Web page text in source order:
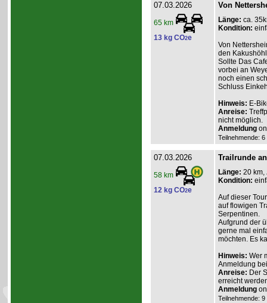
07.03.2026
65 km
13 kg CO2e
Von
Länge: ca.
Kondition:
Von
den
Sollte Das
vorbei an
noch einen
Schluss
Hinweis: E-
Anreise:
nicht möglich.
Anmeldung
Teilnehmende:
07.03.2026
58 km
12 kg CO2e
Trailrunde
Länge: 20 km,
Kondition:
Auf dieser
auf flowigen
Serpentinen.
Aufgrund der
gerne mal
möchten. Es
Hinweis: Wer
Anmeldung
Anreise: Der
erreicht
Anmeldung
Teilnehmende: